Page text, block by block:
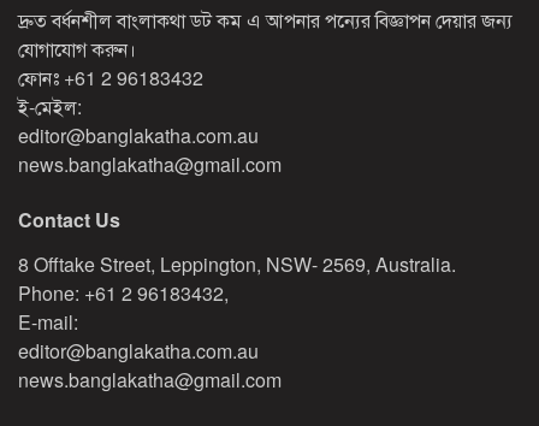
দ্রুত বর্ধনশীল বাংলাকথা ডট কম এ আপনার পন্যের বিজ্ঞাপন দেয়ার জন্য
যোগাযোগ করুন।
ফোনঃ +61 2 96183432
ই-মেইল:
editor@banglakatha.com.au
news.banglakatha@gmail.com
Contact Us
8 Offtake Street, Leppington, NSW- 2569, Australia.
Phone: +61 2 96183432,
E-mail:
editor@banglakatha.com.au
news.banglakatha@gmail.com